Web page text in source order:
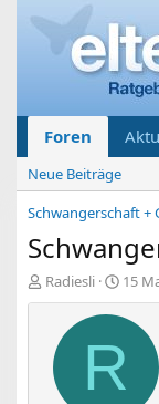
Foren
Neue Beiträge
Schwangerschaft +
E
r
Radiesli
E
r
s
e
l
15
R